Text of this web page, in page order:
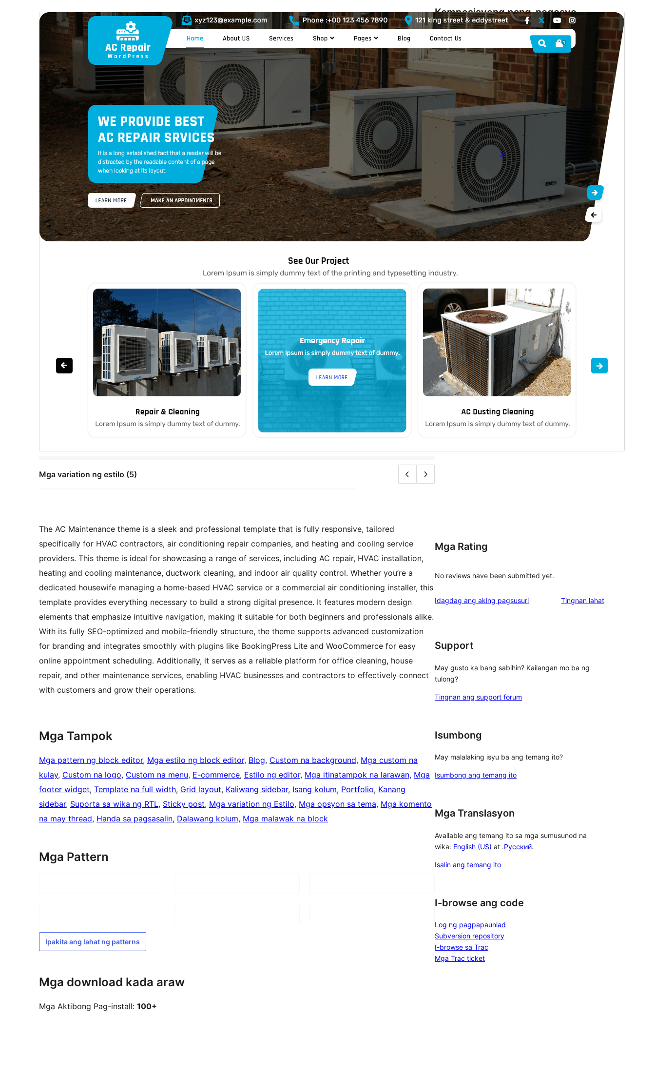
Mga variation ng estilo (5)
Komposisyong pang-negosyo
Libre ang temang ito ngunit nag-aalok ng
karagdagang bayad na komersyal na upgrade o
suporta.
I-download
Bersyon
3.2.3
Huling na-update
Hulyo 9, 2026
Mga aktibong pag-install
100+
Bersyon ng WordPress
Bersyon ng PHP
Homepage ng tema
The AC Maintenance theme is a sleek and professional template that is fully responsive, tailored
specifically for HVAC contractors, air conditioning repair companies, and heating and cooling service
providers. This theme is ideal for showcasing a range of services, including AC repair, HVAC installation,
heating and cooling maintenance, ductwork cleaning, and indoor air quality control. Whether you’re a
dedicated housewife managing a home-based HVAC service or a commercial air conditioning installer, this
template provides everything necessary to build a strong digital presence. It features modern design
elements that emphasize intuitive navigation, making it suitable for both beginners and professionals alike.
With its fully SEO-optimized and mobile-friendly structure, the theme supports advanced customization
for branding and integrates smoothly with plugins like BookingPress Lite and WooCommerce for easy
online appointment scheduling. Additionally, it serves as a reliable platform for office cleaning, house
repair, and other maintenance services, enabling HVAC businesses and contractors to effectively connect
with customers and grow their operations.
Mga Tampok
Mga pattern ng block editor, Mga estilo ng block editor, Blog, Custom na background, Mga custom na
kulay, Custom na logo, Custom na menu, E-commerce, Estilo ng editor, Mga itinatampok na larawan, Mga
footer widget, Template na full width, Grid layout, Kaliwang sidebar, Isang kolum, Portfolio, Kanang
sidebar, Suporta sa wika ng RTL, Sticky post, Mga variation ng Estilo, Mga opsyon sa tema, Mga komento
na may thread, Handa sa pagsasalin, Dalawang kolum, Mga malawak na block
Mga Pattern
Ipakita ang lahat ng patterns
Mga download kada araw
Mga Aktibong Pag-install: 100+
Mga Rating
No reviews have been submitted yet.
Idagdag ang aking pagsusuri Tingnan lahatng
Support
May gusto ka bang sabihin? Kailangan mo ba ng
tulong?
Tingnan ang support forum
Isumbong
May malalaking isyu ba ang temang ito?
Isumbong ang temang ito
Mga Translasyon
Available ang temang ito sa mga sumusunod na
wika: English (US) at .Русский.
Isalin ang temang ito
I-browse ang code
Log ng pagpapaunlad
Subversion repository
I-browse sa Trac
Mga Trac ticket